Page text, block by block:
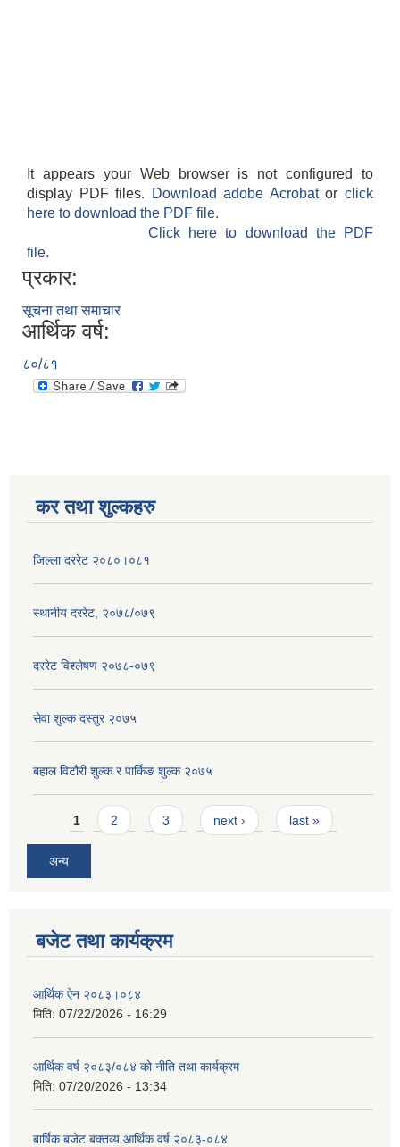
It appears your Web browser is not configured to
display PDF files.
Download adobe Acrobatorclick
here to download the PDF file.
Click here to download the PDF
file.
प्रकार:
सूचना तथा समाचार
आर्थिक वर्ष:
८०/८१
कर तथा शुल्कहरु
जिल्ला दररेट २०८०।०८१
स्थानीय दररेट, २०७८/०७९
दररेट विश्लेषण २०७८-०७९
सेवा शुल्क दस्तुर २०७५
बहाल विटौरी शुल्क र पार्किङ शुल्क २०७५
Pages
1 2 3 next › last »
अन्य
बजेट तथा कार्यक्रम
आर्थिक ऐन २०८३।०८४
मिति: 07/22/2026 - 16:29
आर्थिक वर्ष २०८३/०८४ को नीति तथा कार्यक्रम
मिति: 07/20/2026 - 13:34
बार्षिक बजेट बक्तव्य आर्थिक वर्ष २०८३-०८४